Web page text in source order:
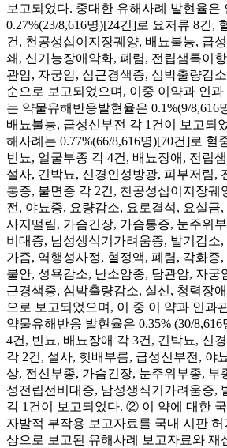
보고되었다. 중대한 유해사례 발현율은
0.27%(23/8,616명)[24건]로 요저류 8건,
건, 천공성십이지장궤양, 배뇨불능, 급
쇄, 신기능장애악화, 폐렴, 전립샘특이
관암, 자궁암, 심근경색증, 심박출량감
순으로 보고되었으며, 이중 이약과 인
는 약물유해반응발현율은 0.1%(9/8,616
배뇨불능, 급성신부전 각 1건이 보고되
해사례는 0.77%(66/8,616명)[70건]로 혈
빈뇨, 얼굴부종 각 4건, 배뇨장애, 전립
설사, 긴박뇨, 신경인성방광, 피부저림,
통증, 불면증 각 2건, 천공성십이지장궤
전, 야뇨증, 요량감소, 요로결석, 요실금
사지떨림, 가슴긴장, 가슴통증, 눈주위
비대증, 남성생식기가려움증, 발기감소
가즘, 역행성사정, 혈정액, 폐렴, 각화증
불안, 성욕감소, 난소암종, 담관암, 자궁
근경색증, 심박출량감소, 실신, 청력장
으로 보고되었으며, 이 중 이 약과 인과
약물유해반응 발현율은 0.35% (30/
4건, 빈뇨, 배뇨장애 각 3건, 긴박뇨, 신
각 2건, 설사, 헛배부름, 급성신부전, 야
상, 전신부종, 가슴긴장, 눈주위부종, 부
성전립선비대증, 남성생식기가려움증,
각 1건이 보고되었다. ② 이 약에 대한
자발적 부작용 보고자료를 국내 시판
상으로 보고된 유해사례 보고자료와 재